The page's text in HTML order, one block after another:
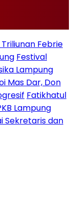
Febrie
Festival
Lampung
Mas Dar, Don
Fatikhatul
Lampung
Sekretaris dan